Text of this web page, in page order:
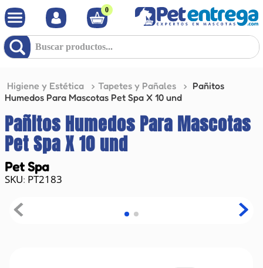
0
Buscar productos...
Higiene y Estética Tapetes y Pañales
Pañitos
Humedos Para Mascotas Pet Spa X 10 und
Pañitos Humedos Para Mascotas
Pet Spa X 10 und
Pet Spa
: PT2183